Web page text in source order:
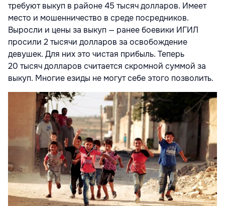
требуют выкуп в районе 45 тысяч долларов. Имеет
место и мошенничество в среде посредников.
Выросли и цены за выкуп — ранее боевики ИГИЛ
просили 2 тысячи долларов за освобождение
девушек. Для них это чистая прибыль. Теперь
20 тысяч долларов считается скромной суммой за
выкуп. Многие езиды не могут себе этого позволить.